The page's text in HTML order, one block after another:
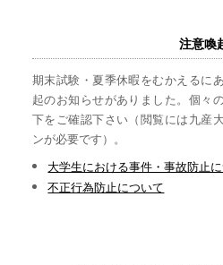
注意喚
期末試験・夏季休暇をむかえるに
起のお知らせがありました。個々
下をご確認下さい（閲覧には九産
ンが必要です）。
大学生における事件・事故防止
不正行為防止について